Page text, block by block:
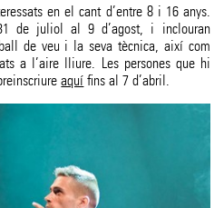
en el cant d’entre 8 i 16 anys.
de juliol al 9 d’agost, i inclouran
de veu i la seva tècnica, així com
a l’aire lliure. Les persones que hi
aquí fins al 7 d’abril.